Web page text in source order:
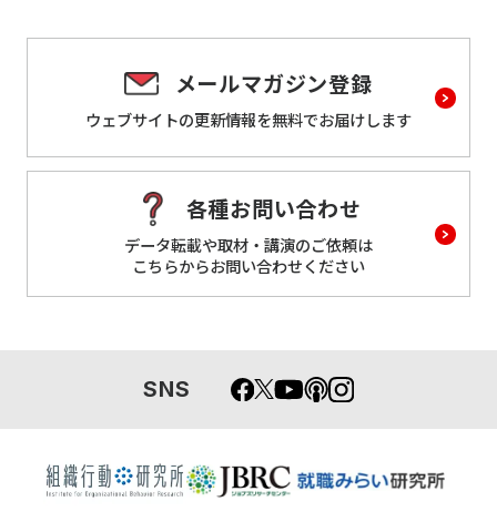
メールマガジン登録
ウェブサイトの更新情報を無料でお届けします
各種お問い合わせ
データ転載や取材・講演のご依頼は
こちらからお問い合わせください
SNS